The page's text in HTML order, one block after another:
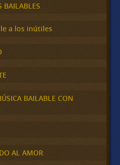
BAILABLES
a los inútiles
BAILABLE CON
AL AMOR